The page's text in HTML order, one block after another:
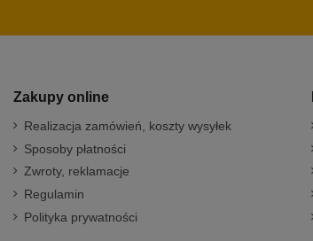
Zakupy online
Realizacja zamówień, koszty wysyłek
Sposoby płatności
Zwroty, reklamacje
Regulamin
Polityka prywatności